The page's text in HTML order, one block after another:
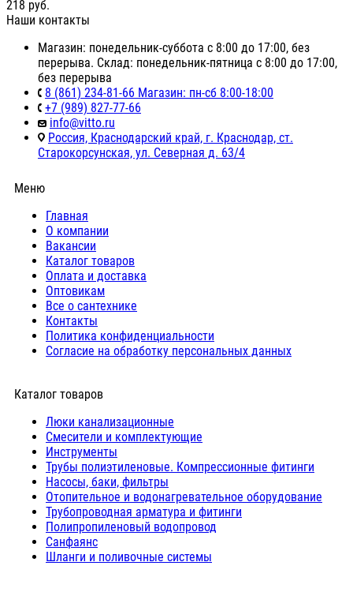
218 руб.
Наши контакты
Магазин: понедельник-суббота с 8:00 до 17:00, без
перерыва. Склад: понедельник-пятница с 8:00 до 17:00,
без перерыва
8 (861) 234-81-66 Магазин: пн-сб 8:00-18:00
+7 (989) 827-77-66
info@vitto.ru
Россия, Краснодарский край, г. Краснодар, ст.
Старокорсунская, ул. Северная д. 63/4
Меню
Главная
О компании
Вакансии
Каталог товаров
Оплата и доставка
Оптовикам
Все о сантехнике
Контакты
Политика конфиденциальности
Согласие на обработку персональных данных
Каталог товаров
Люки канализационные
Cмесители и комплектующие
Инструменты
Трубы полиэтиленовые. Компрессионные фитинги
Насосы, баки, фильтры
Отопительное и водонагревательное оборудование
Трубопроводная арматура и фитинги
Полипропиленовый водопровод
Санфаянс
Шланги и поливочные системы